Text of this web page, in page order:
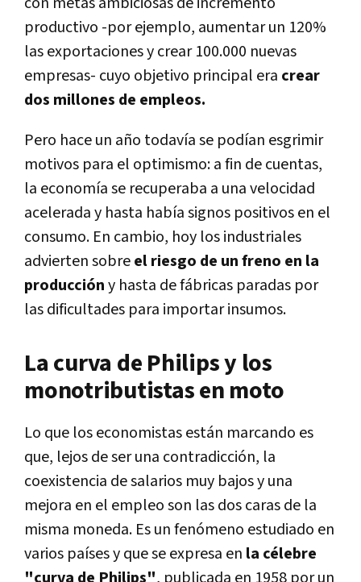
productivo -por ejemplo, aumentar un 120%
las exportaciones y crear 100.000 nuevas
empresas- cuyo objetivo principal era crear
dos millones de empleos.
Pero hace un año todavía se podían esgrimir
motivos para el optimismo: a fin de cuentas,
la economía se recuperaba a una velocidad
acelerada y hasta había signos positivos en el
consumo. En cambio, hoy los industriales
advierten sobreel riesgo de un freno en la
produccióny hasta de fábricas paradas por
las dificultades para importar insumos.
La curva de Philips y los
monotributistas en moto
Lo que los economistas están marcando es
que, lejos de ser una contradicción, la
coexistencia de salarios muy bajos y una
mejora en el empleo son las dos caras de la
misma moneda. Es un fenómeno estudiado en
varios países y que se expresa en la célebre